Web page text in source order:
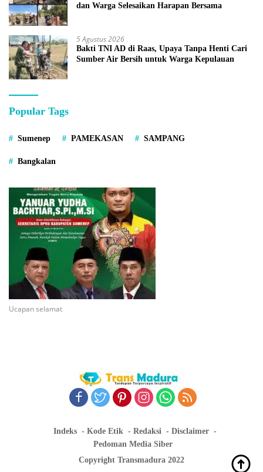
dan Warga Selesaikan Harapan Bersama
5 Agustus 2026
Bakti TNI AD di Raas, Upaya Tanpa Henti Cari
Sumber Air Bersih untuk Warga Kepulauan
Popular Tags
Sumenep PAMEKASAN SAMPANG
Bangkalan
Ucapan selamat
Indeks Kode Etik Redaksi
Disclaimer
Pedoman Media Siber
Copyright Transmadura 2022